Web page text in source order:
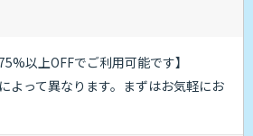
以上OFFでご利用可能です】
よって異なります。まずはお気軽にお